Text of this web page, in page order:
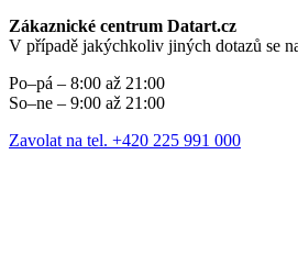
Zákaznické centrum Datart.cz
V případě jakýchkoliv jiných dotazů se
Po–pá – 8:00 až 21:00
So–ne – 9:00 až 21:00
Zavolat na tel. +420 225 991 000